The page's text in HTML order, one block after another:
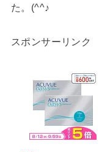
た。(^^♪
スポンサーリンク